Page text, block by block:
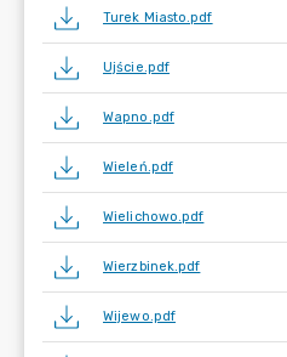
Turek Miasto.pdf
Ujście.pdf
Wapno.pdf
Wieleń.pdf
Wielichowo.pdf
Wierzbinek.pdf
Wijewo.pdf